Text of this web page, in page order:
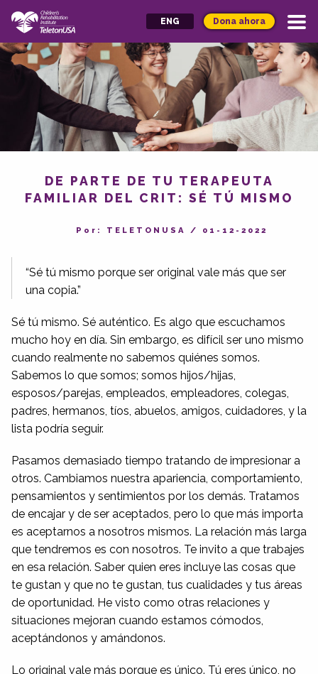
ENG Dona ahora
DE PARTE DE TU TERAPEUTA
FAMILIAR DEL CRIT: SÉ TÚ MISMO
Por: TELETONUSA / 01-12-2022
“Sé tú mismo porque ser original vale más que ser
una copia.”
Sé tú mismo. Sé auténtico. Es algo que escuchamos
mucho hoy en día. Sin embargo, es difícil ser uno mismo
cuando realmente no sabemos quiénes somos.
Sabemos lo que somos; somos hijos/hijas,
esposos/parejas, empleados, empleadores, colegas,
padres, hermanos, tíos, abuelos, amigos, cuidadores, y la
lista podría seguir.
Pasamos demasiado tiempo tratando de impresionar a
otros. Cambiamos nuestra apariencia, comportamiento,
pensamientos y sentimientos por los demás. Tratamos
de encajar y de ser aceptados, pero lo que más importa
es aceptarnos a nosotros mismos. La relación más larga
que tendremos es con nosotros. Te invito a que trabajes
en esa relación. Saber quien eres incluye las cosas que
te gustan y que no te gustan, tus cualidades y tus áreas
de oportunidad. He visto como otras relaciones y
situaciones mejoran cuando estamos cómodos,
aceptándonos y amándonos.
Lo original vale más porque es único. Tú eres único, no